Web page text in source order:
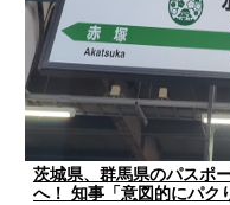
茨城県、群馬県のパスポ
へ！ 知事「意図的にパク